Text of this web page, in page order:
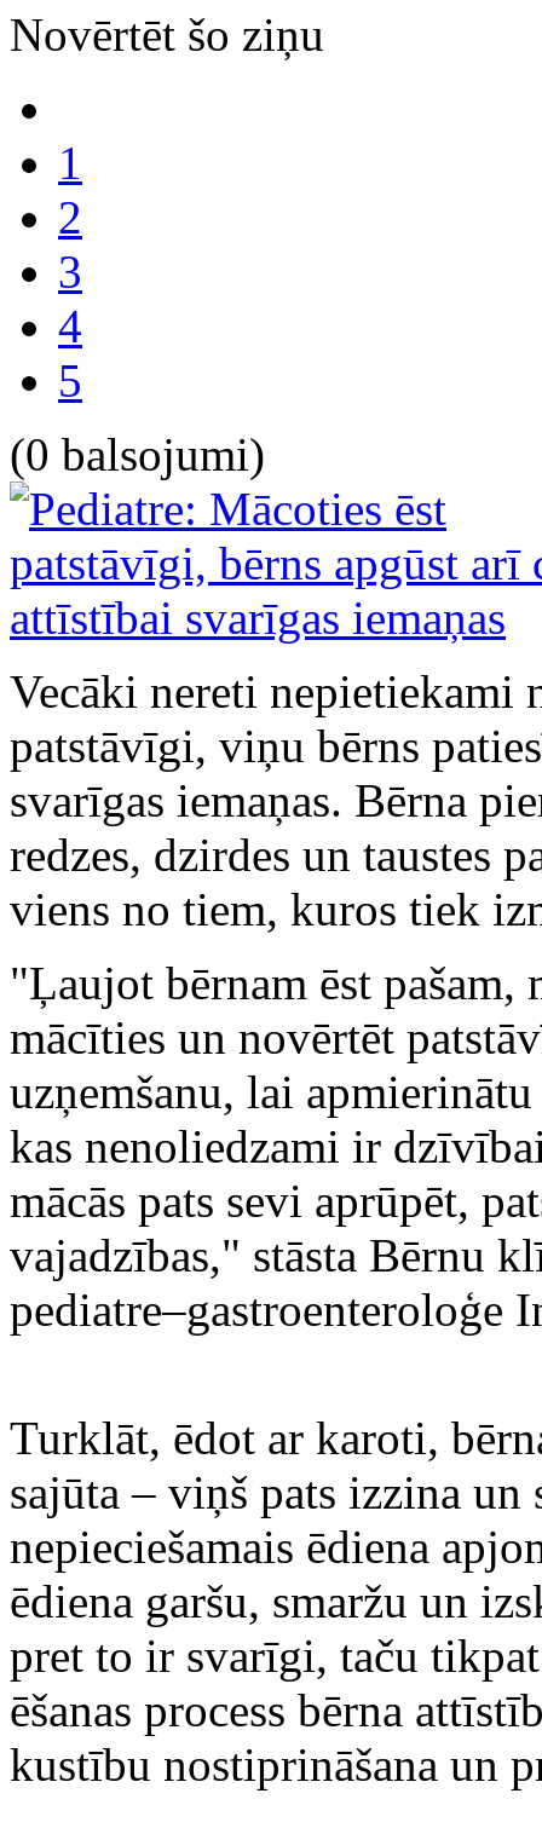
Novērtēt šo ziņu
1
2
3
4
5
(0 balsojumi)
Vecāki nereti nepietiekami
patstāvīgi, viņu bērns
svarīgas iemaņas. Bērna
redzes, dzirdes un taustes
viens no tiem, kuros tiek
"Ļaujot bērnam ēst pašam,
mācīties un novērtēt
uzņemšanu, lai
kas nenoliedzami ir
mācās pats sevi aprūpēt,
vajadzības," stāsta Bērnu
pediatre–gastroenteroloģe
Turklāt, ēdot ar karoti,
sajūta – viņš pats izzina
nepieciešamais ēdiena
ēdiena garšu, smaržu un
pret to ir svarīgi, taču
ēšanas process bērna
kustību nostiprināšana un